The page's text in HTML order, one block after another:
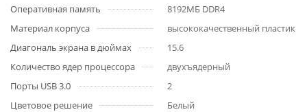
Оперативная память
8192МБ DDR4
Материал корпуса
высококачественный пластик
Диагональ экрана в дюймах
15.6
Количество ядер процессора
двухъядерный
Порты USB 3.0
2
Цветовое решение
Белый